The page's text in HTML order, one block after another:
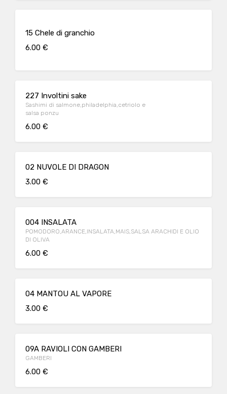
15 Chele di granchio
6.00 €
227 Involtini sake
Sashimi di salmone,philadelphia,cetriolo e
salsa ponzu
6.00 €
02 NUVOLE DI DRAGON
3.00 €
004 INSALATA
POMODORO,ARANCE,INSALATA,MAIS,SALSA ARACHIDI E OLIO
DI OLIVA
6.00 €
04 MANTOU AL VAPORE
3.00 €
09A RAVIOLI CON GAMBERI
GAMBERI
6.00 €